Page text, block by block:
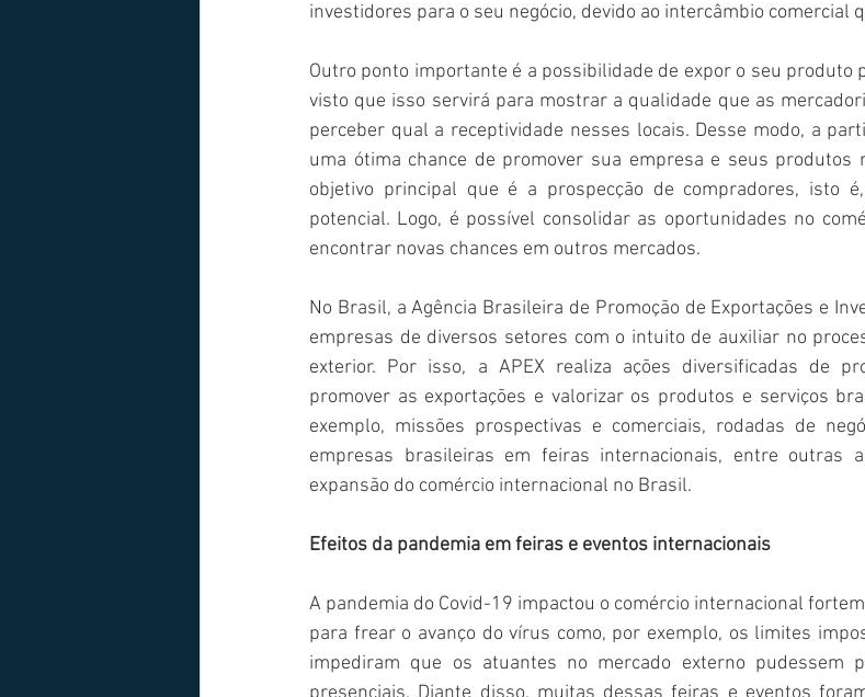
investidores para o seu negócio, devido ao intercâmbio comercial
Outro ponto importante é a possibilidade de expor o seu produto
visto que isso servirá para mostrar a qualidade que as
perceber qual a receptividade nesses locais. Desse modo, a
uma ótima chance de promover sua empresa e seus produtos
objetivo principal que é a prospecção de compradores, isto
potencial. Logo, é possível consolidar as oportunidades no
encontrar novas chances em outros mercados.
No Brasil, a Agência Brasileira de Promoção de Exportações e
empresas de diversos setores com o intuito de auxiliar no
exterior. Por isso, a APEX realiza ações diversificadas de
promover as exportações e valorizar os produtos e serviços
exemplo, missões prospectivas e comerciais, rodadas de
empresas brasileiras em feiras internacionais, entre outras
expansão do comércio internacional no Brasil.
Efeitos da pandemia em feiras e eventos internacionais
A pandemia do Covid-19 impactou o comércio internacional
para frear o avanço do vírus como, por exemplo, os limites
impediram que os atuantes no mercado externo pudessem